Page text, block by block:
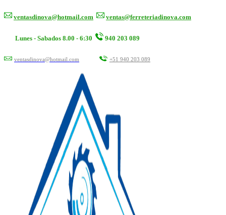
ventasdinova@hotmail.com ventas@ferreteriadinova.com
Lunes - Sabados 8.00 - 6:30 940 203 089
ventasdinova@hotmail.com +51 940 203 089